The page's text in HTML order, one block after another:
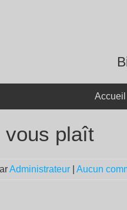
Accueil
vous plaît
Administrateur Aucun